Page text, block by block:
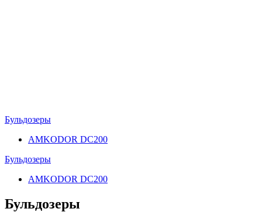
Бульдозеры
AMKODOR DC200
Бульдозеры
AMKODOR DC200
Бульдозеры